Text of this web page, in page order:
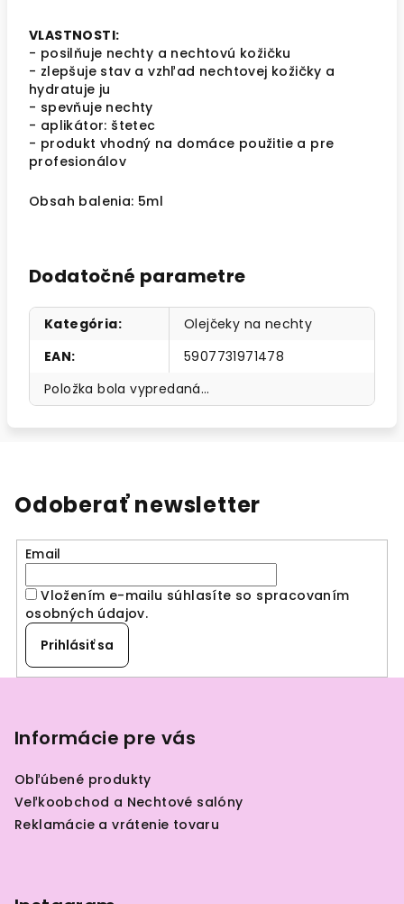
VLASTNOSTI:
- posilňuje nechty a nechtovú kožičku
- zlepšuje stav a vzhľad nechtovej kožičky a
hydratuje ju
- spevňuje nechty
- aplikátor: štetec
- produkt vhodný na domáce použitie a pre
profesionálov
Obsah balenia: 5ml
Dodatočné parametre
Kategória:
Olejčeky na nechty
EAN:
5907731971478
Položka bola vypredaná…
Odoberať newsletter
Email
Vložením e-mailu súhlasíte so spracovaním
osobných údajov.
Prihlásiť sa
Informácie pre vás
Obľúbené produkty
Veľkoobchod a Nechtové salóny
Reklamácie a vrátenie tovaru